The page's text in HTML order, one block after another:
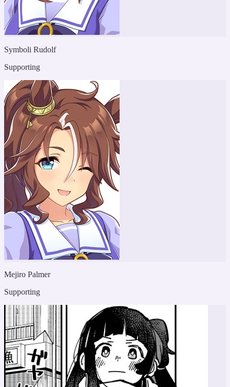
Symboli Rudolf
Supporting
Mejiro Palmer
Supporting